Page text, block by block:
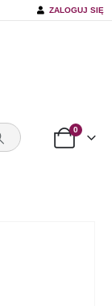
ZALOGUJ SIĘ
0